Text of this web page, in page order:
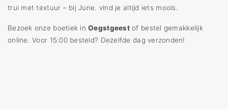
trui met textuur – bij June. vind je altijd iets moois.
Bezoek onze boetiek inOegstgeestof bestel gemakkelijk
online. Voor 15:00 besteld? Dezelfde dag verzonden!